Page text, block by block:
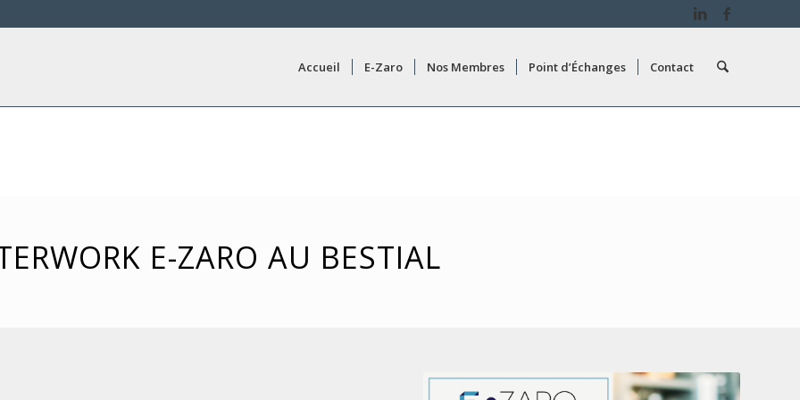
Accueil E-Zaro Nos Membres Point d’Échanges Contact
E-ZARO AU BESTIAL